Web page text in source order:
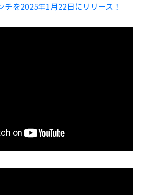
チを2025年1月22日にリリース！